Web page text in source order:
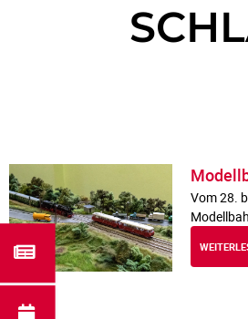
Vom 28.